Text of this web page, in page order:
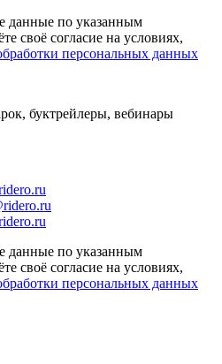
данные по указанным
своё согласие на условиях,
персональных данных
буктрейлеры, вебинары
данные по указанным
своё согласие на условиях,
персональных данных